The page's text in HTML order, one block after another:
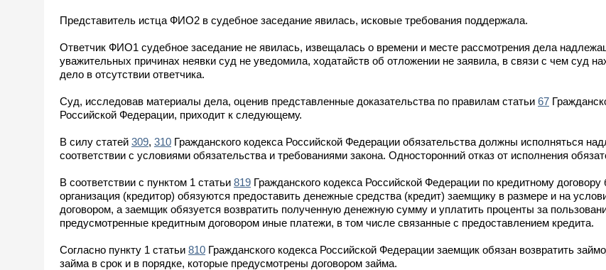
Представитель истца ФИО2 в судебное заседание явилась, исковые требования поддержала.
Ответчик ФИО1 судебное заседание не явилась, извещалась о времени и месте рассмотрения дела
уважительных причинах неявки суд не уведомила, ходатайств об отложении не заявила, в связи с чем суд
дело в отсутствии ответчика.
Суд, исследовав материалы дела, оценив представленные доказательства по правилам статьи 67
Российской Федерации, приходит к следующему.
В силу статей 309, 310 Гражданского кодекса Российской Федерации обязательства должны исполняться
соответствии с условиями обязательства и требованиями закона. Односторонний отказ от исполнения
В соответствии с пунктом 1 статьи 819 Гражданского кодекса Российской Федерации по кредитному договору
организация (кредитор) обязуются предоставить денежные средства (кредит) заемщику в размере и на
договором, а заемщик обязуется возвратить полученную денежную сумму и уплатить проценты за
предусмотренные кредитным договором иные платежи, в том числе связанные с предоставлением кредита.
Согласно пункту 1 статьи 810 Гражданского кодекса Российской Федерации заемщик обязан возвратить
займа в срок и в порядке, которые предусмотрены договором займа.